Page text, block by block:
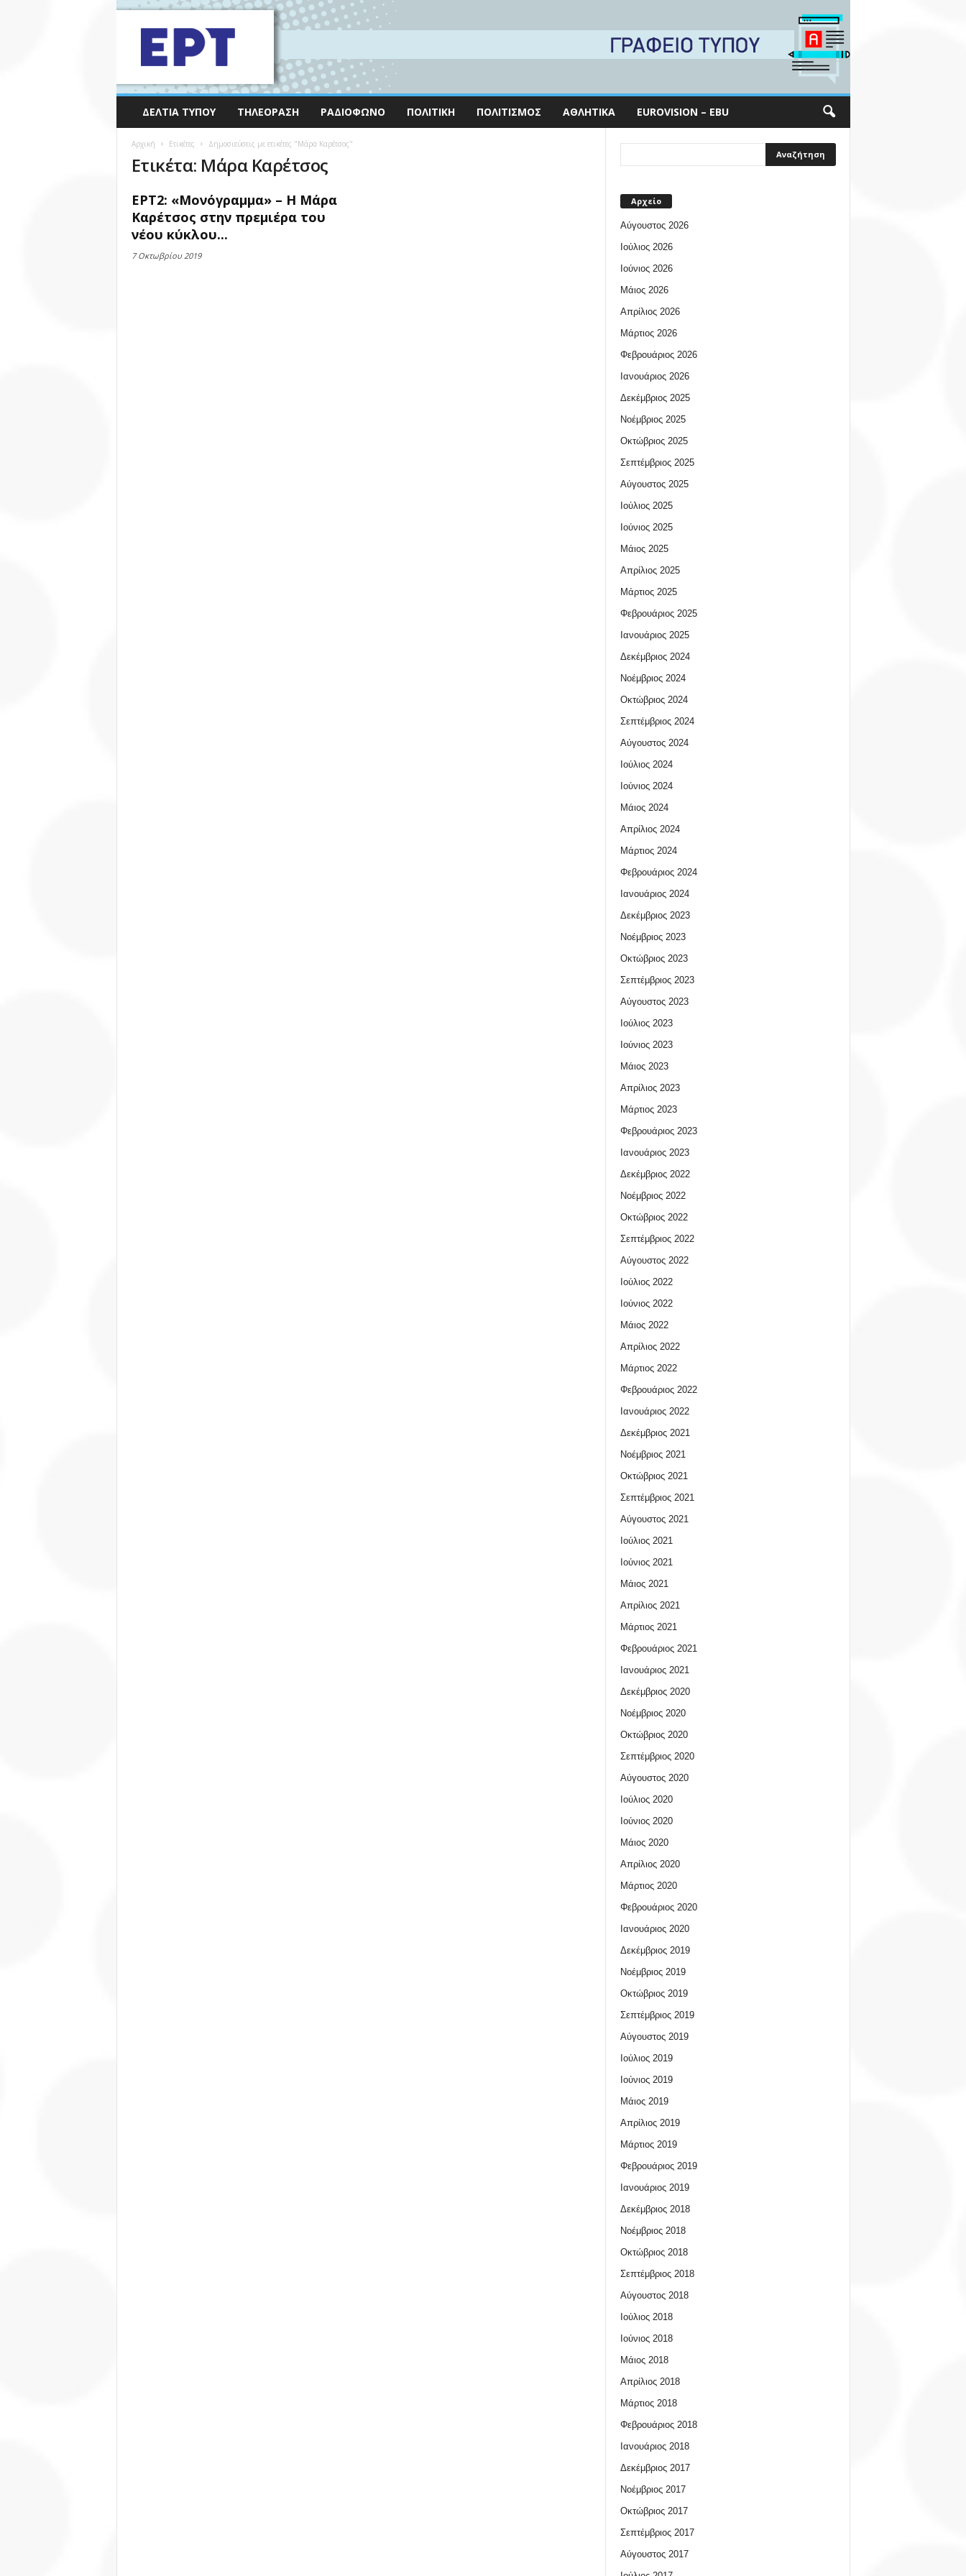
ΔΕΛΤΊΑ ΤΎΠΟΥ ΤΗΛΕΌΡΑΣΗ ΡΑΔΙΌΦΩΝΟ ΠΟΛΙΤΙΚΉ ΠΟΛΙΤΙΣΜΌΣ ΑΘΛΗΤΙΚΆ EUROVISION – EBU
Αρχική Ετικέτες Δημοσιεύσεις με ετικέτες "Μάρα Καρέτσος"
Ετικέτα: Μάρα Καρέτσος
ΕΡΤ2: «Μονόγραμμα» – Η Μάρα
Καρέτσος στην πρεμιέρα του
νέου κύκλου...
7 Οκτωβρίου 2019
Αρχείο
Αύγουστος 2026
Ιούλιος 2026
Ιούνιος 2026
Μάιος 2026
Απρίλιος 2026
Μάρτιος 2026
Φεβρουάριος 2026
Ιανουάριος 2026
Δεκέμβριος 2025
Νοέμβριος 2025
Οκτώβριος 2025
Σεπτέμβριος 2025
Αύγουστος 2025
Ιούλιος 2025
Ιούνιος 2025
Μάιος 2025
Απρίλιος 2025
Μάρτιος 2025
Φεβρουάριος 2025
Ιανουάριος 2025
Δεκέμβριος 2024
Νοέμβριος 2024
Οκτώβριος 2024
Σεπτέμβριος 2024
Αύγουστος 2024
Ιούλιος 2024
Ιούνιος 2024
Μάιος 2024
Απρίλιος 2024
Μάρτιος 2024
Φεβρουάριος 2024
Ιανουάριος 2024
Δεκέμβριος 2023
Νοέμβριος 2023
Οκτώβριος 2023
Σεπτέμβριος 2023
Αύγουστος 2023
Ιούλιος 2023
Ιούνιος 2023
Μάιος 2023
Απρίλιος 2023
Μάρτιος 2023
Φεβρουάριος 2023
Ιανουάριος 2023
Δεκέμβριος 2022
Νοέμβριος 2022
Οκτώβριος 2022
Σεπτέμβριος 2022
Αύγουστος 2022
Ιούλιος 2022
Ιούνιος 2022
Μάιος 2022
Απρίλιος 2022
Μάρτιος 2022
Φεβρουάριος 2022
Ιανουάριος 2022
Δεκέμβριος 2021
Νοέμβριος 2021
Οκτώβριος 2021
Σεπτέμβριος 2021
Αύγουστος 2021
Ιούλιος 2021
Ιούνιος 2021
Μάιος 2021
Απρίλιος 2021
Μάρτιος 2021
Φεβρουάριος 2021
Ιανουάριος 2021
Δεκέμβριος 2020
Νοέμβριος 2020
Οκτώβριος 2020
Σεπτέμβριος 2020
Αύγουστος 2020
Ιούλιος 2020
Ιούνιος 2020
Μάιος 2020
Απρίλιος 2020
Μάρτιος 2020
Φεβρουάριος 2020
Ιανουάριος 2020
Δεκέμβριος 2019
Νοέμβριος 2019
Οκτώβριος 2019
Σεπτέμβριος 2019
Αύγουστος 2019
Ιούλιος 2019
Ιούνιος 2019
Μάιος 2019
Απρίλιος 2019
Μάρτιος 2019
Φεβρουάριος 2019
Ιανουάριος 2019
Δεκέμβριος 2018
Νοέμβριος 2018
Οκτώβριος 2018
Σεπτέμβριος 2018
Αύγουστος 2018
Ιούλιος 2018
Ιούνιος 2018
Μάιος 2018
Απρίλιος 2018
Μάρτιος 2018
Φεβρουάριος 2018
Ιανουάριος 2018
Δεκέμβριος 2017
Νοέμβριος 2017
Οκτώβριος 2017
Σεπτέμβριος 2017
Αύγουστος 2017